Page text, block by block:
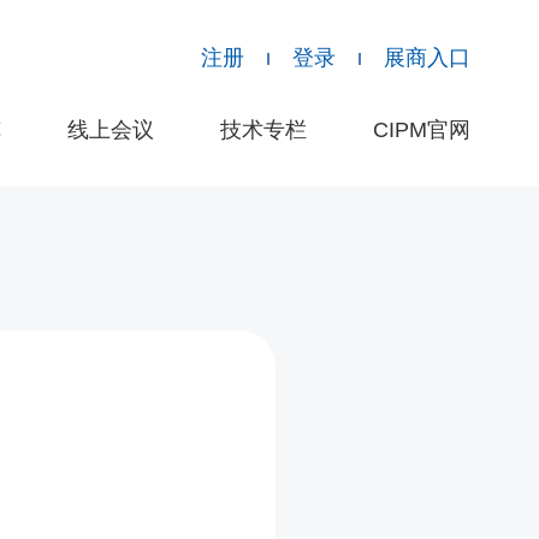
注册 登录 展商入口
线上会议 技术专栏 CIPM官网